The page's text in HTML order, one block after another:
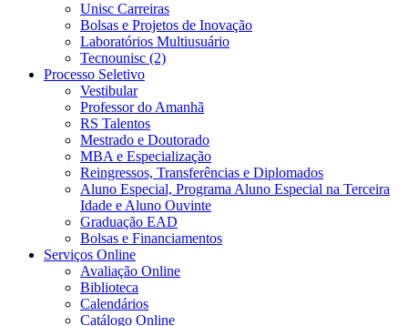
Unisc Carreiras
Bolsas e Projetos de Inovação
Laboratórios Multiusuário
Tecnounisc (2)
Processo Seletivo
Vestibular
Professor do Amanhã
RS Talentos
Mestrado e Doutorado
MBA e Especialização
Reingressos, Transferências e Diplomados
Aluno Especial, Programa Aluno Especial na Terceira
Idade e Aluno Ouvinte
Graduação EAD
Bolsas e Financiamentos
Serviços Online
Avaliação Online
Biblioteca
Calendários
Catálogo Online